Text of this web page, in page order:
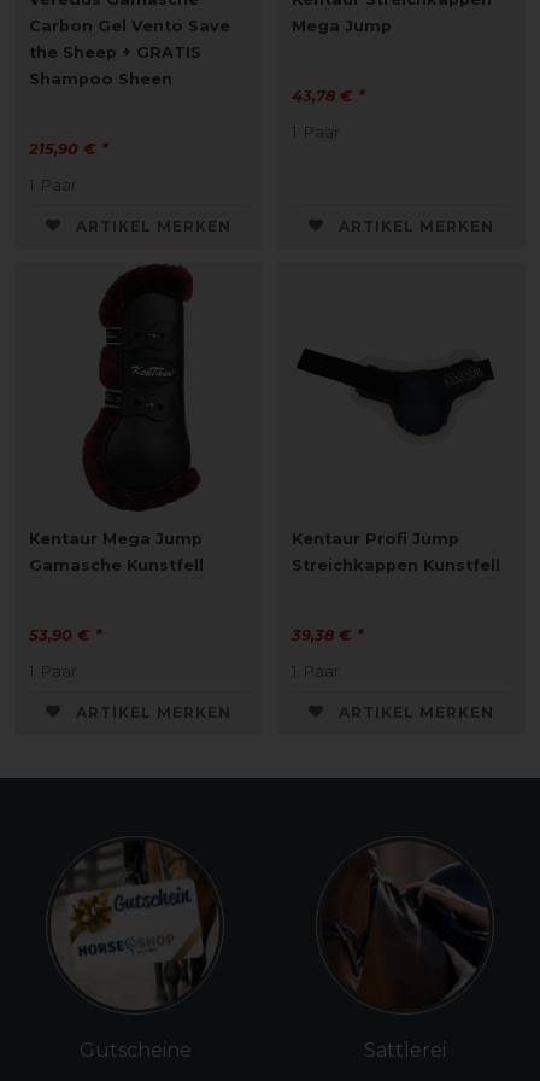
Carbon Gel Vento Save
the Sheep + GRATIS
Shampoo Sheen
215,90 € *
1 Paar
ARTIKEL MERKEN
Mega Jump
43,78 € *
1 Paar
ARTIKEL MERKEN
Kentaur Mega Jump
Gamasche Kunstfell
53,90 € *
1 Paar
ARTIKEL MERKEN
Kentaur Profi Jump
Streichkappen Kunstfell
39,38 € *
1 Paar
ARTIKEL MERKEN
Gutscheine Sattlerei